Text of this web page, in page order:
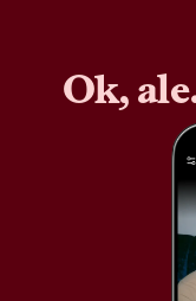
Ok,